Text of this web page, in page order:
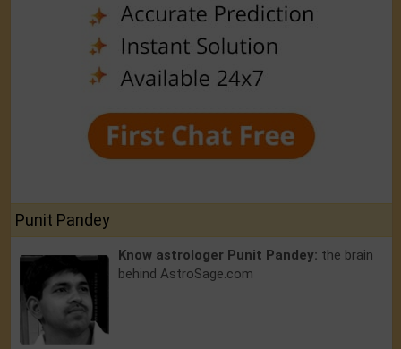
Punit Pandey
Know astrologer Punit Pandey: the brain
behind AstroSage.com